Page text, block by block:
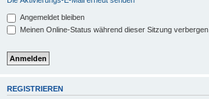
Angemeldet bleiben
Meinen Online-Status während dieser Sitzung verbergen
REGISTRIEREN